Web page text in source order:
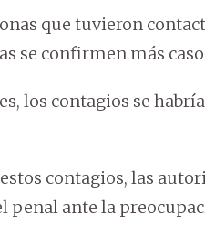
que tuvieron
se confirmen más
los contagios se
contagios, las
ante la